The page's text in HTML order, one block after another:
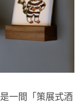
一間「策展式酒